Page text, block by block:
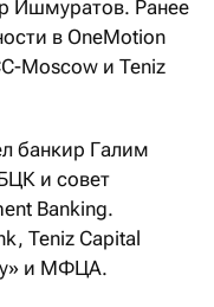
Ишмуратов. Ранее
в OneMotion
Moscow и Teniz
банкир Галим
и совет
Banking.
Teniz Capital
и МФЦА.